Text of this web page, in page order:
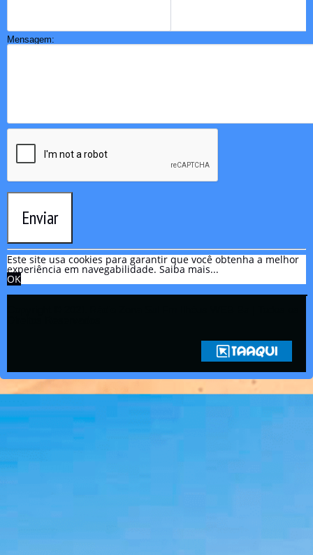
Mensagem:
Enviar
Este site usa cookies para garantir que você obtenha a melhor
experiência em navegabilidade. Saiba mais...
OK